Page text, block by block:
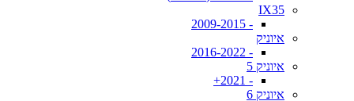
IX35
- 2009-2015
איוניק
- 2016-2022
איוניק 5
- 2021+
איוניק 6